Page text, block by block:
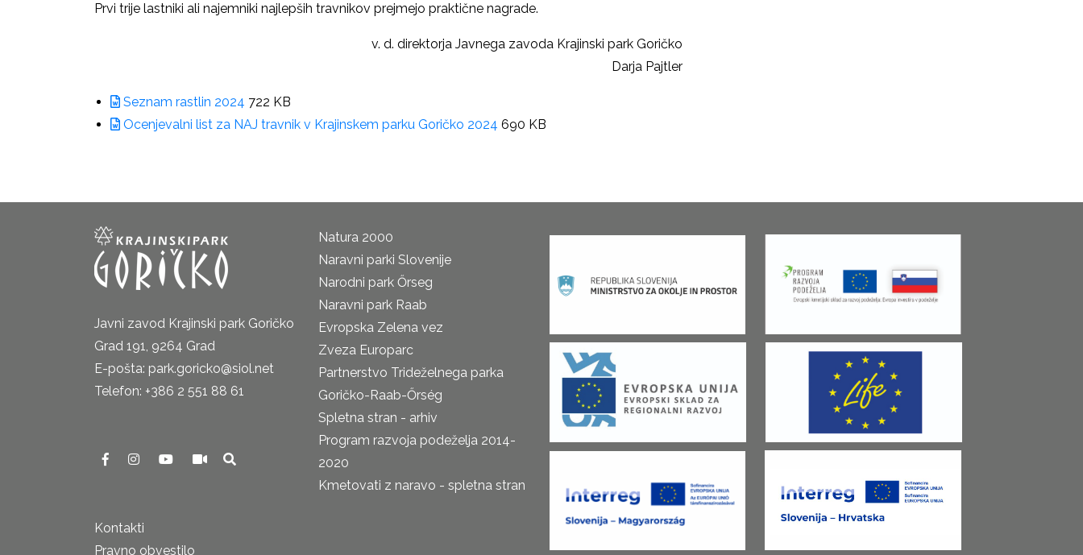
Prvi trije lastniki ali najemniki najlepših travnikov prejmejo praktične nagrade.
v. d. direktorja Javnega zavoda Krajinski park Goričko
Darja Pajtler
Seznam rastlin 2024 722 KB
Ocenjevalni list za NAJ travnik v Krajinskem parku Goričko 2024 690 KB
Javni zavod Krajinski park Goričko
Grad 191, 9264 Grad
E-pošta: park.goricko@siol.net
Telefon: +386 2 551 88 61
Kontakti
Pravno obvestilo
Natura 2000
Naravni parki Slovenije
Narodni park Őrseg
Naravni park Raab
Evropska Zelena vez
Zveza Europarc
Partnerstvo Trideželnega parka
Goričko-Raab-Őrség
Spletna stran - arhiv
Program razvoja podeželja 2014-
2020
Kmetovati z naravo - spletna stran